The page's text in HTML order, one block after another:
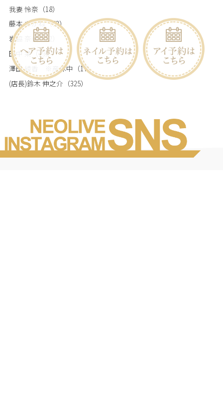
我妻 怜奈 （18）
藤本 あかね（52）
岩脇 奈美（52）
田中 栞（19）
澤田 綾香 ※産休中 （17）
(店長)鈴木 伸之介 （325）